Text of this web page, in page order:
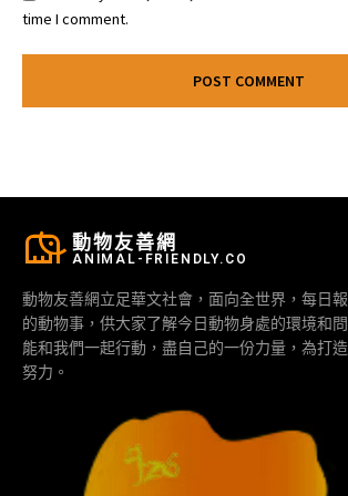
time I comment.
動物友善網
ANIMAL-FRIENDLY.CO
動物友善網立足華文社會，面向全世界，每日
的動物事，供大家了解今日動物身處的環境和
能和我們一起行動，盡自己的一份力量，為打
努力。